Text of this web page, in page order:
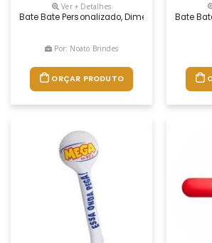
Ver + Detalhes
Bate Bate Personalizado, Dimensões 50 X 10
Por: Noato Brindes
ORÇAR PRODUTO
Bate